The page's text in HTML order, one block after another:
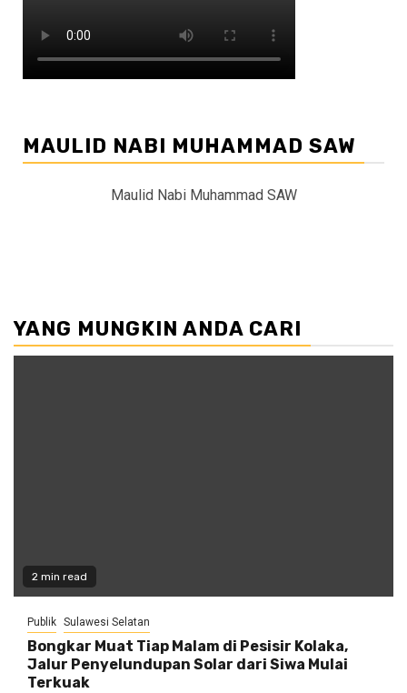
MAULID NABI MUHAMMAD SAW
Maulid Nabi Muhammad SAW
YANG MUNGKIN ANDA CARI
2 min read
Publik Sulawesi Selatan
Bongkar Muat Tiap Malam di Pesisir Kolaka,
Jalur Penyelundupan Solar dari Siwa Mulai
Terkuak